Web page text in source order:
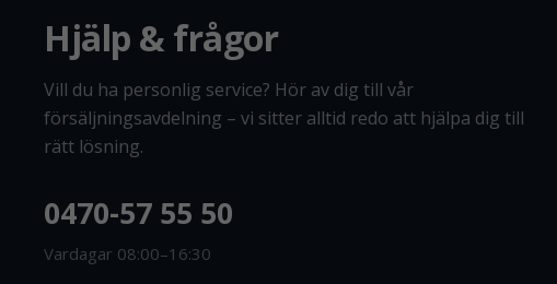
Hjälp & frågor
Vill du ha personlig service? Hör av dig till vår
försäljningsavdelning – vi sitter alltid redo att hjälpa dig till
rätt lösning.
0470-57 55 50
Vardagar 08:00–16:30